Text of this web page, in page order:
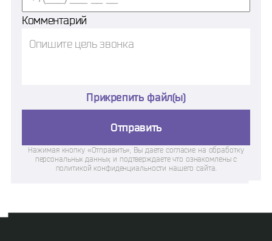
Комментарий
Прикрепить файл(ы)
Отправить
Нажимая кнопку «Отправить», Вы даете согласие на обработку
персональных данных, и подтверждаете что ознакомлены с
политикой конфиденциальности нашего сайта.